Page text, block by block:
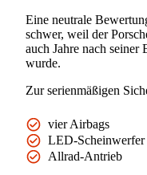
Eine neutrale
schwer, weil der
auch Jahre nach seiner
wurde.
Zur serienmäßigen
vier Airbags
LED-Scheinwerfer
Allrad-Antrieb